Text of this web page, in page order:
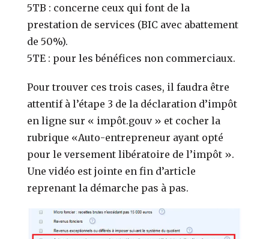
5TB : concerne ceux qui font de la
prestation de services (BIC avec abattement
de 50%).
5TE : pour les bénéfices non commerciaux.
Pour trouver ces trois cases, il faudra être
attentif à l’étape 3 de la déclaration d’impôt
en ligne sur « impôt.gouv » et cocher la
rubrique «Auto-entrepreneur ayant opté
pour le versement libératoire de l’impôt ».
Une vidéo est jointe en fin d’article
reprenant la démarche pas à pas.